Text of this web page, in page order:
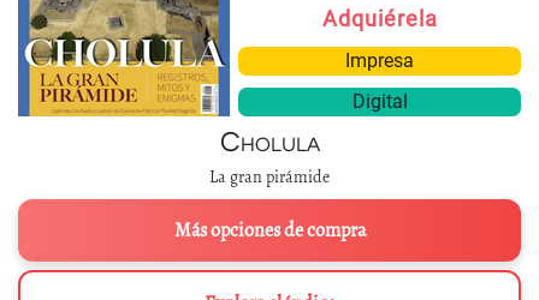
Adquiérela
Impresa
Digital
Cholula
La gran pirámide
Más opciones de compra